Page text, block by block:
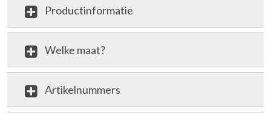
Productinformatie
Welke maat?
Artikelnummers